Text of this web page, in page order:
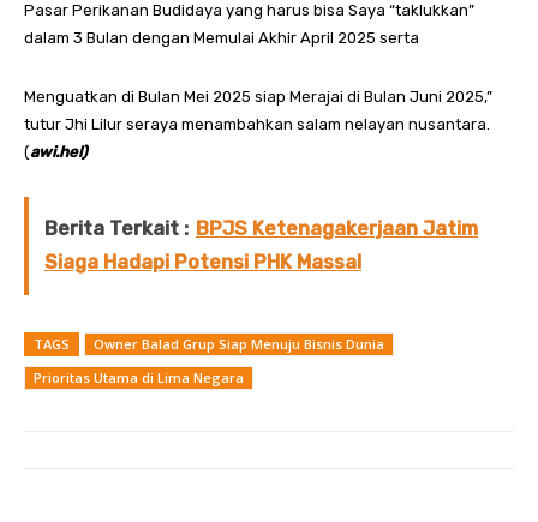
Pasar Perikanan Budidaya yang harus bisa Saya “taklukkan”
dalam 3 Bulan dengan Memulai Akhir April 2025 serta
Menguatkan di Bulan Mei 2025 siap Merajai di Bulan Juni 2025,”
tutur Jhi Lilur seraya menambahkan salam nelayan nusantara.
(awi.hel)
Berita Terkait : BPJS Ketenagakerjaan Jatim
Siaga Hadapi Potensi PHK Massal
TAGS
Owner Balad Grup Siap Menuju Bisnis Dunia
Prioritas Utama di Lima Negara